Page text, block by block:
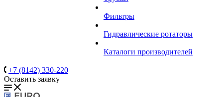
Фильтры
Гидравлические ротаторы
Каталоги производителей
+7 (8142) 330-220
Оставить заявку